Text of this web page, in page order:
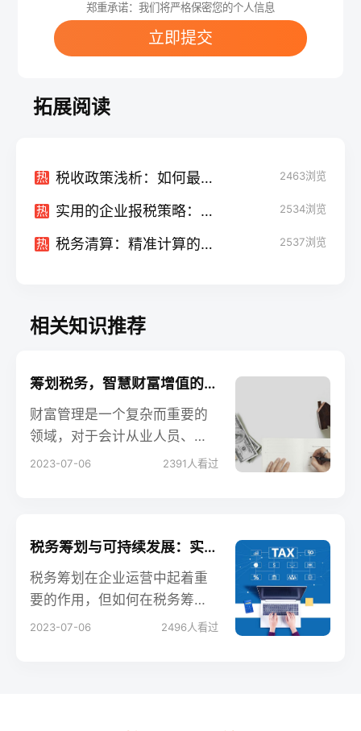
郑重承诺：我们将严格保密您的个人信息
立即提交
拓展阅读
热 税收政策浅析：如何最大限度地减少税负 2463浏览
热 实用的企业报税策略：合法避税和税务规划 2534浏览
热 税务清算：精准计算的艺术和科学 2537浏览
相关知识推荐
筹划税务，智慧财富增值的关键策略
财富管理是一个复杂而重要的
领域，对于会计从业人员、企
业老板和创业者而言，了解如
重要性，并介绍一些策略和技
巧，以帮助读者最大化财富增
值。
2023-07-06 2391人看过
税务筹划与可持续发展：实现长远发展的智慧之选
税务筹划在企业运营中起着重
要的作用，但如何在税务筹划
中实现可持续发展目标成为会
2023-07-06 2496人看过